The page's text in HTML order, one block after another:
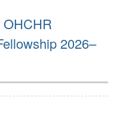
2026–